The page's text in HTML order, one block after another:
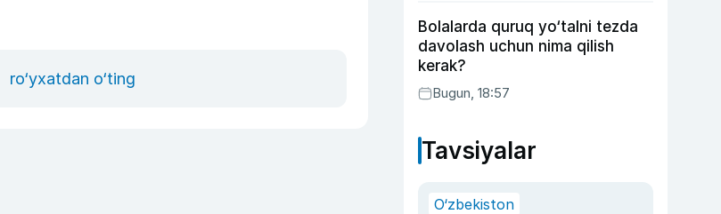
ro‘yxatdan o‘ting
Bolalarda quruq yo‘talni tezda
davolash uchun nima qilish
kerak?
Bugun, 18:57
Tavsiyalar
O‘zbekiston